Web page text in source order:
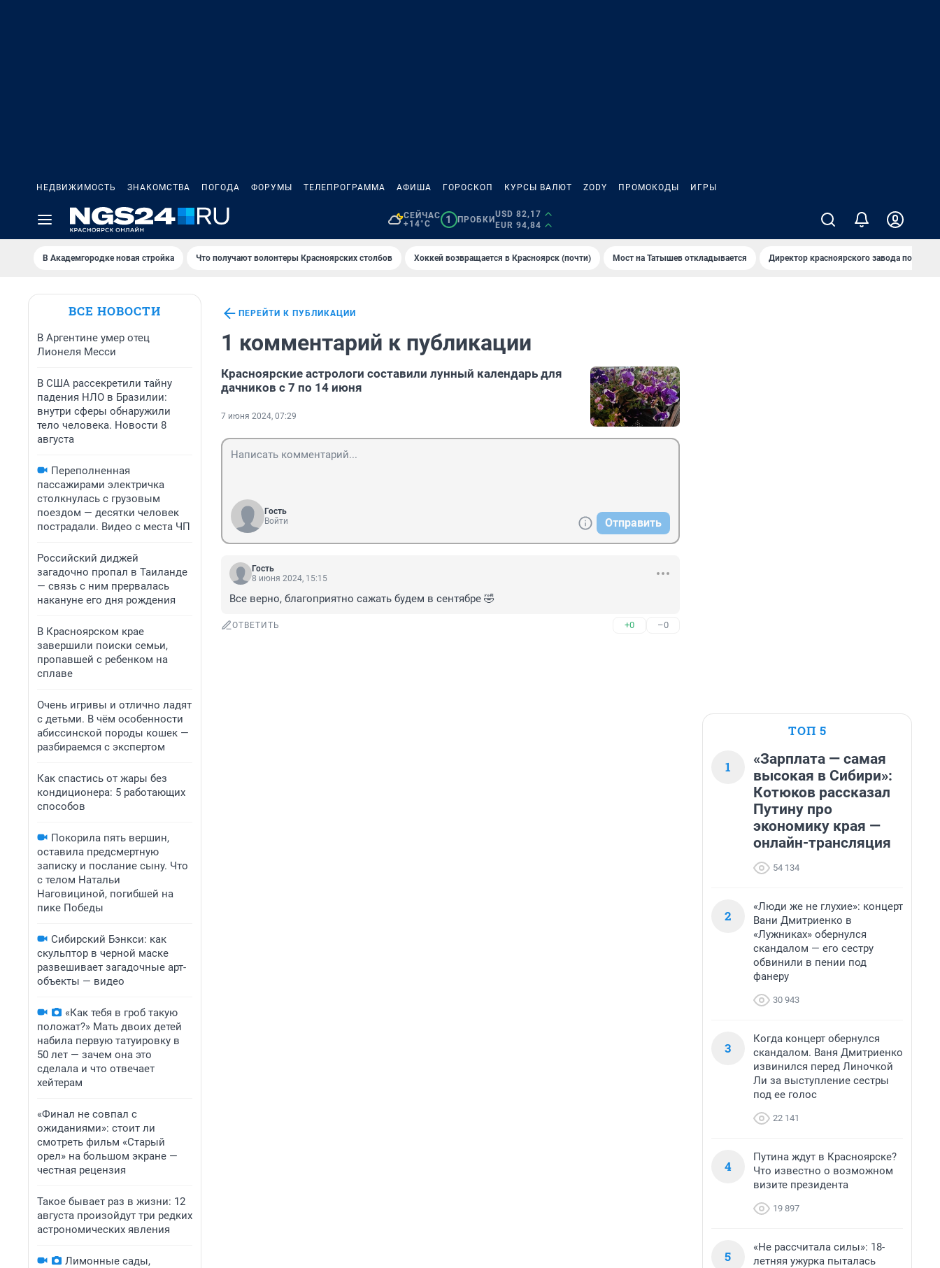
НЕДВИЖИМОСТЬ ЗНАКОМСТВА ПОГОДА ФОРУМЫ ТЕЛЕПРОГРАММА АФИША ГОРОСКОП КУРСЫ ВАЛЮТ ZODY ПРОМОКОДЫ ИГРЫ
СЕЙЧАС
+14°C
1 ПРОБКИ
USD 82,17
EUR 94,84
В Академгородке новая стройка Что получают волонтеры Красноярских столбов Хоккей возвращается в Красноярск (почти) Мост на Татышев откладывается Директор красноярского завода под
ВСЕ НОВОСТИ
В Аргентине умер отец
Лионеля Месси
В США рассекретили тайну
падения НЛО в Бразилии:
внутри сферы обнаружили
тело человека. Новости 8
августа
Переполненная
пассажирами электричка
столкнулась с грузовым
поездом — десятки человек
пострадали. Видео с места ЧП
Российский диджей
загадочно пропал в Таиланде
— связь с ним прервалась
накануне его дня рождения
В Красноярском крае
завершили поиски семьи,
пропавшей с ребенком на
сплаве
Очень игривы и отлично ладят
с детьми. В чём особенности
абиссинской породы кошек —
разбираемся с экспертом
Как спастись от жары без
кондиционера: 5 работающих
способов
Покорила пять вершин,
оставила предсмертную
записку и послание сыну. Что
с телом Натальи
Наговициной, погибшей на
пике Победы
Сибирский Бэнкси: как
скульптор в черной маске
развешивает загадочные арт-
объекты — видео
«Как тебя в гроб такую
положат?» Мать двоих детей
набила первую татуировку в
50 лет — зачем она это
сделала и что отвечает
хейтерам
«Финал не совпал с
ожиданиями»: стоит ли
смотреть фильм «Старый
орел» на большом экране —
честная рецензия
Такое бывает раз в жизни: 12
августа произойдут три редких
астрономических явления
Лимонные сады,
ПЕРЕЙТИ К ПУБЛИКАЦИИ
1 комментарий к публикации
Красноярские астрологи составили лунный календарь для
дачников с 7 по 14 июня
7 июня 2024, 07:29
Гость
Войти
Отправить
Гость
8 июня 2024, 15:15
Все верно, благоприятно сажать будем в сентябре 🤣
ОТВЕТИТЬ +0 –0
ТОП 5
1
«Зарплата — самая
высокая в Сибири»:
Котюков рассказал
Путину про
экономику края —
онлайн-трансляция
54 134
2
«Люди же не глухие»: концерт
Вани Дмитриенко в
«Лужниках» обернулся
скандалом — его сестру
обвинили в пении под
фанеру
30 943
3
Когда концерт обернулся
скандалом. Ваня Дмитриенко
извинился перед Линочкой
Ли за выступление сестры
под ее голос
22 141
4
Путина ждут в Красноярске?
Что известно о возможном
визите президента
19 897
5
«Не рассчитала силы»: 18-
летняя ужурка пыталась